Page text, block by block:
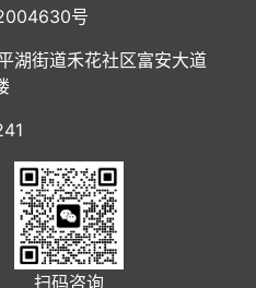
号
湖街道禾花社区富安大道
扫码咨询